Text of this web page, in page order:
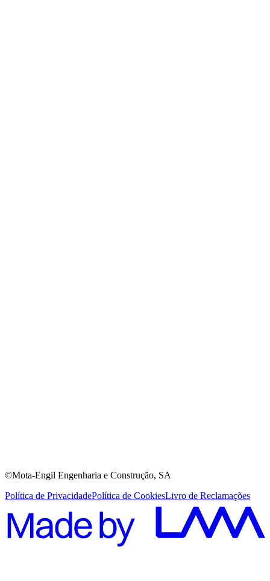
©Mota-Engil Engenharia e Construção, SA
Política de PrivacidadePolítica de CookiesLivro de Reclamações